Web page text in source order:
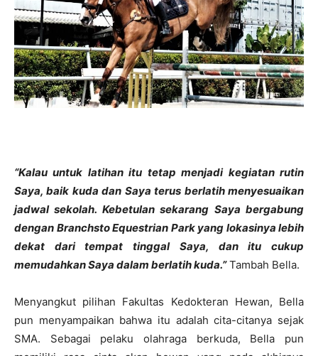
“Kalau untuk latihan itu tetap menjadi kegiatan rutin
Saya, baik kuda dan Saya terus berlatih menyesuaikan
jadwal sekolah. Kebetulan sekarang Saya bergabung
dengan Branchsto Equestrian Park yang lokasinya lebih
dekat dari tempat tinggal Saya, dan itu cukup
memudahkan Saya dalam berlatih kuda.” Tambah Bella.
Menyangkut pilihan Fakultas Kedokteran Hewan, Bella
pun menyampaikan bahwa itu adalah cita-citanya sejak
SMA. Sebagai pelaku olahraga berkuda, Bella pun